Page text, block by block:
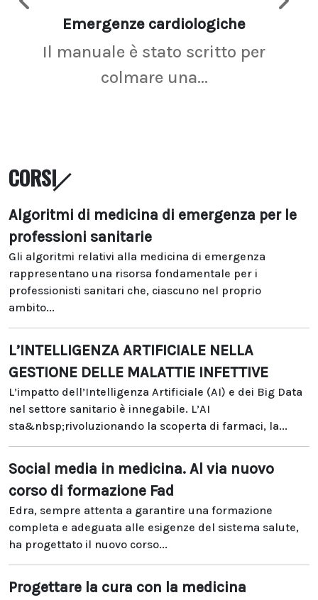
Emergenze cardiologiche
Il manuale è stato scritto per
colmare una...
CORSI
Algoritmi di medicina di emergenza per le
professioni sanitarie
Gli algoritmi relativi alla medicina di emergenza
rappresentano una risorsa fondamentale per i
professionisti sanitari che, ciascuno nel proprio
ambito...
L’INTELLIGENZA ARTIFICIALE NELLA
GESTIONE DELLE MALATTIE INFETTIVE
L’impatto dell’Intelligenza Artificiale (AI) e dei Big Data
nel settore sanitario è innegabile. L’AI
sta&nbsp;rivoluzionando la scoperta di farmaci, la...
Social media in medicina. Al via nuovo
corso di formazione Fad
Edra, sempre attenta a garantire una formazione
completa e adeguata alle esigenze del sistema salute,
ha progettato il nuovo corso...
Progettare la cura con la medicina